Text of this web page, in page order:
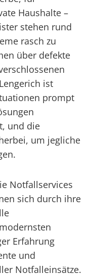
Haushalte –
stehen rund
rasch zu
über defekte
ist
prompt
und die
um jegliche
Notfallservices
sich durch ihre
Erfahrung
und
Notfalleinsätze.